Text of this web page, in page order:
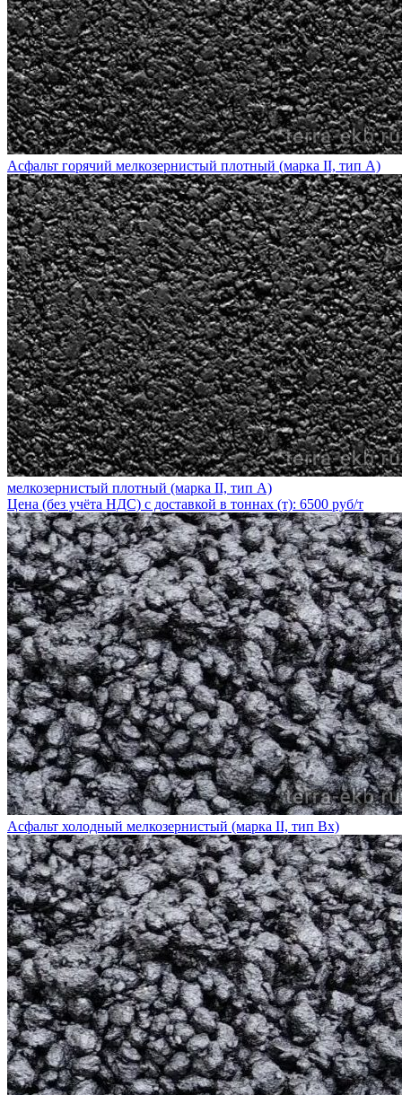
Асфальт горячий мелкозернистый плотный (марка II, тип А)
мелкозернистый плотный (марка II, тип А)
Цена (без учёта НДС) с доставкой в тоннах (т): 6500 руб/т
Асфальт холодный мелкозернистый (марка II, тип Вх)